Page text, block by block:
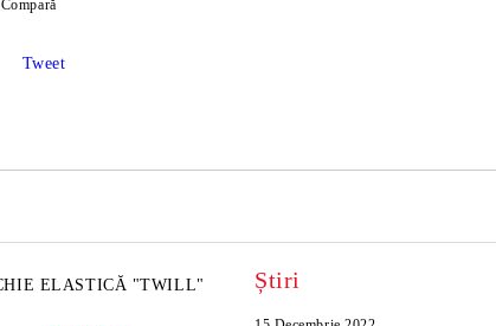
Compară
Tweet
ROCHIE ELASTICĂ "TWILL" Știri